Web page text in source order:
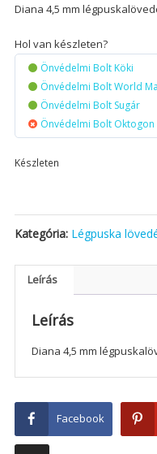
Diana 4,5 mm
Hol van készleten?
Önvédelmi Bolt Köki
Önvédelmi Bolt World
Önvédelmi Bolt Sugár
Önvédelmi Bolt Oktogon
Készleten
Kategória: Légpuska
Leírás
Leírás
Diana 4,5 mm
Facebook